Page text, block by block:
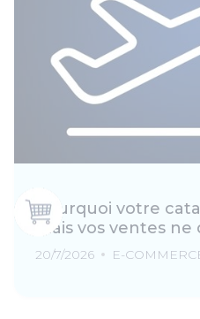
Pourquoi votre
mais vos ventes ne
20/7/2026 E-